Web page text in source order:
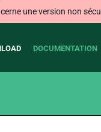
une version non
DOCUMENTATION